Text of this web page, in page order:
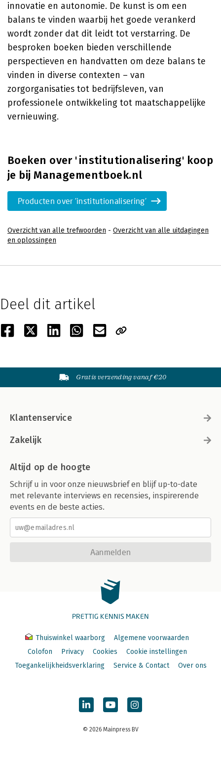
innovatie en autonomie. De kunst is om een
balans te vinden waarbij het goede verankerd
wordt zonder dat dit leidt tot verstarring. De
besproken boeken bieden verschillende
perspectieven en handvatten om deze balans te
vinden in diverse contexten – van
zorgorganisaties tot bedrijfsleven, van
professionele ontwikkeling tot maatschappelijke
vernieuwing.
Boeken over 'institutionalisering' koop
je bij Managementboek.nl
Producten over 'institutionalisering'
Overzicht van alle trefwoorden - Overzicht van alle uitdagingen
en oplossingen
Deel dit artikel
Gratis verzending vanaf €20
Klantenservice
Zakelijk
Altijd op de hoogte
Schrijf u in voor onze nieuwsbrief en blijf up-to-date
met relevante interviews en recensies, inspirerende
events en de beste acties.
Aanmelden
PRETTIG KENNIS MAKEN
Thuiswinkel waarborg
Algemene voorwaarden
Colofon
Privacy Cookies
Cookie instellingen
Toegankelijkheidsverklaring
Service & Contact Over ons
© 2026 Mainpress BV